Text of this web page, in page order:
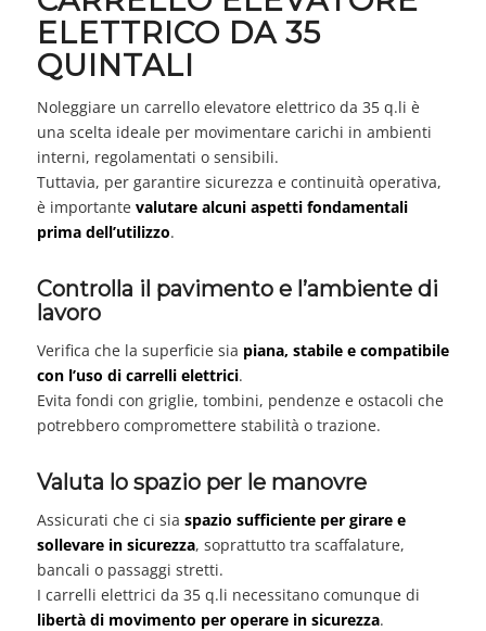
ELETTRICO DA 35
QUINTALI
Noleggiare un carrello elevatore elettrico da 35 q.li è
una scelta ideale per movimentare carichi in ambienti
interni, regolamentati o sensibili.
Tuttavia, per garantire sicurezza e continuità operativa,
è importante valutare alcuni aspetti fondamentali
prima dell’utilizzo.
Controlla il pavimento e l’ambiente di
lavoro
Verifica che la superficie sia piana, stabile e compatibile
con l’uso di carrelli elettrici.
Evita fondi con griglie, tombini, pendenze e ostacoli che
potrebbero compromettere stabilità o trazione.
Valuta lo spazio per le manovre
Assicurati che ci sia spazio sufficiente per girare e
sollevare in sicurezza, soprattutto tra scaffalature,
bancali o passaggi stretti.
I carrelli elettrici da 35 q.li necessitano comunque di
libertà di movimento per operare in sicurezza.